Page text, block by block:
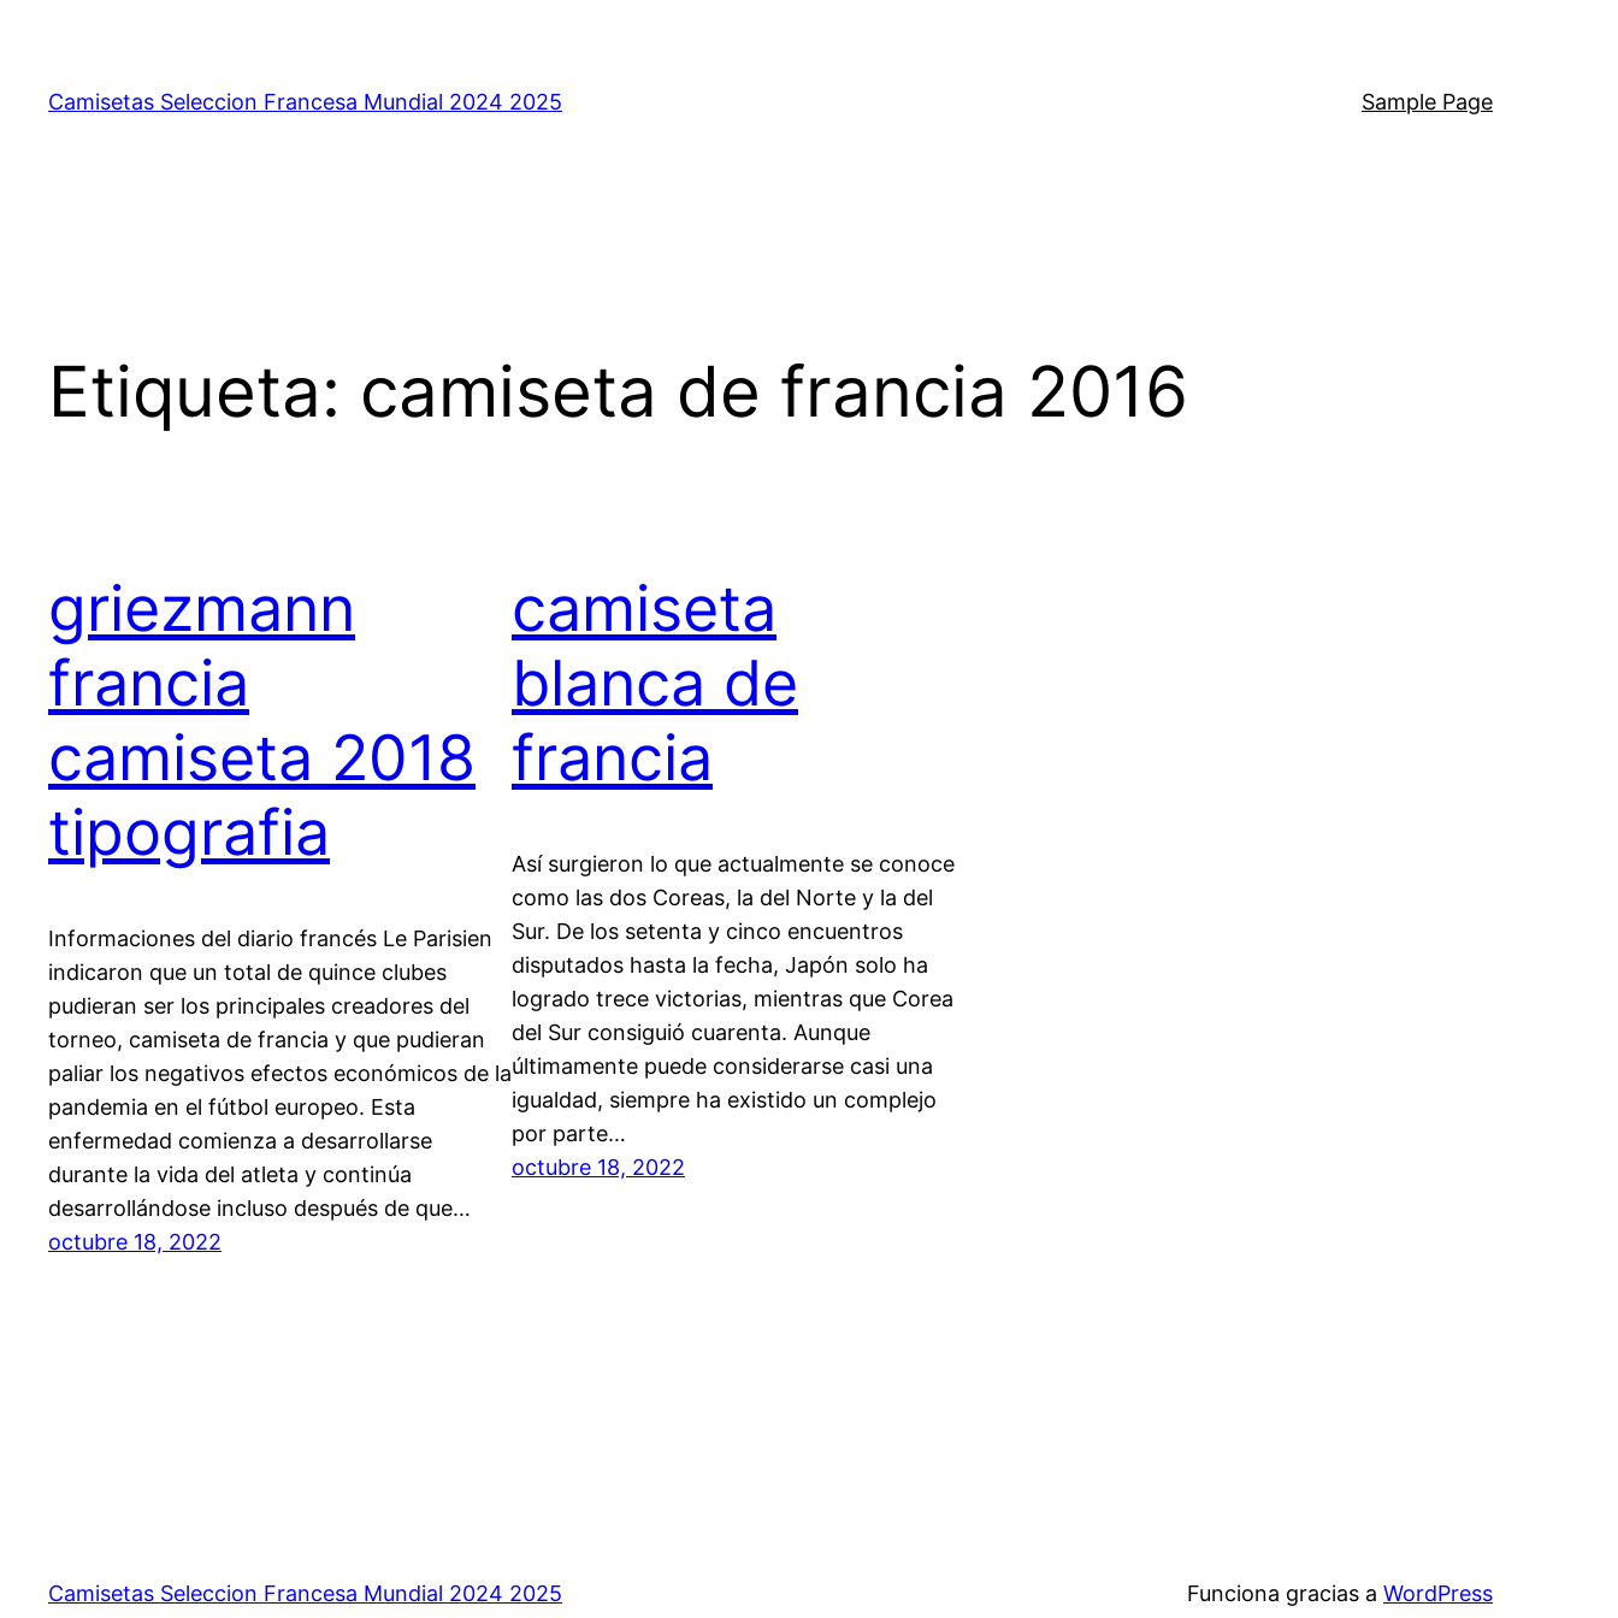
contenido
Camisetas Seleccion Francesa Mundial 2024 2025 Sample Page
Etiqueta: camiseta de francia 2016
griezmann
francia
camiseta 2018
tipografia
Informaciones del diario francés Le Parisien
indicaron que un total de quince clubes
pudieran ser los principales creadores del
torneo, camiseta de francia y que pudieran
paliar los negativos efectos económicos de la
pandemia en el fútbol europeo. Esta
enfermedad comienza a desarrollarse
durante la vida del atleta y continúa
desarrollándose incluso después de que…
octubre 18, 2022
camiseta
blanca de
francia
Así surgieron lo que actualmente se conoce
como las dos Coreas, la del Norte y la del
Sur. De los setenta y cinco encuentros
disputados hasta la fecha, Japón solo ha
logrado trece victorias, mientras que Corea
del Sur consiguió cuarenta. Aunque
últimamente puede considerarse casi una
igualdad, siempre ha existido un complejo
por parte…
octubre 18, 2022
Camisetas Seleccion Francesa Mundial 2024 2025 Funciona gracias a WordPress